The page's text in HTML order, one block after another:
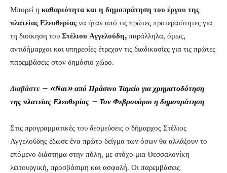
Μπορεί η καθαριότητα και η δημοπράτηση του έργου της
πλατείας Ελευθερίαςνα ήταν από τις πρώτες προτεραιότητες για
τη διοίκηση του Στέλιου Αγγελούδη, παράλληλα, όμως,
αντιδήμαρχοι και υπηρεσίες έτρεχαν τις διαδικασίες για τις πρώτες
παρεμβάσεις στον δημόσιο χώρο.
Διαβάστε – «Ναι» από Πράσινο Ταμείο για χρηματοδότηση
της πλατείας Ελευθερίας – Τον Φεβρουάριο η δημοπράτηση
Στις προγραμματικές του δεσμεύσεις ο δήμαρχος Στέλιος
Αγγελούδης έδωσε ένα πρώτο δείγμα των όσων θα αλλάξουν το
επόμενο διάστημα στην πόλη, με στόχο μια Θεσσαλονίκη
λειτουργική, προσβάσιμη και ασφαλή. Οι παρεμβάσεις